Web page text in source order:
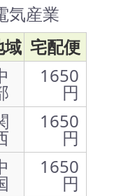
気産業
域 宅配便
1650
円
1650
円
1650
円